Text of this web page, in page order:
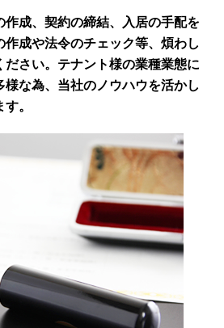
作成、契約の締結、入居の手配を
成や法令のチェック等、煩わし
ださい。テナント様の業種業態に
様な為、当社のノウハウを活かし
。